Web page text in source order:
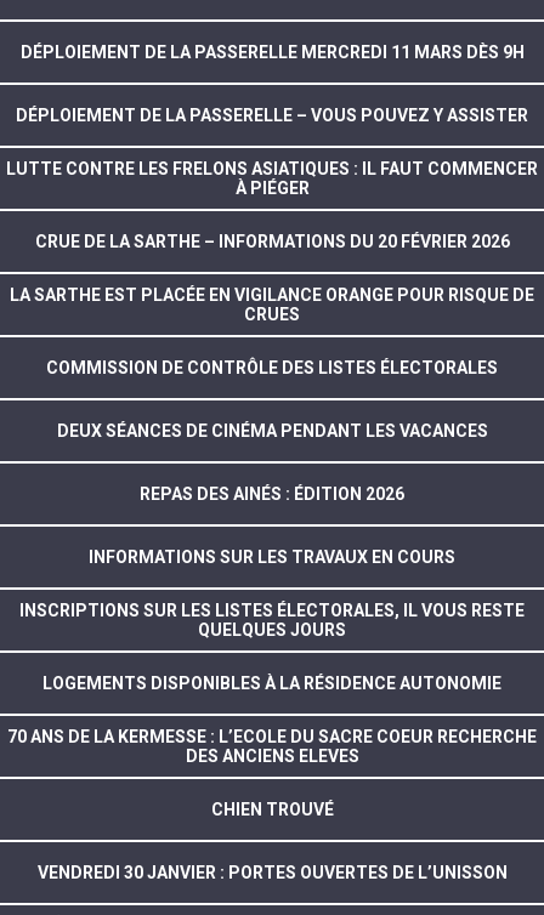
DÉPLOIEMENT DE LA PASSERELLE MERCREDI 11 MARS DÈS 9H
DÉPLOIEMENT DE LA PASSERELLE – VOUS POUVEZ Y ASSISTER
LUTTE CONTRE LES FRELONS ASIATIQUES : IL FAUT COMMENCER
À PIÉGER
CRUE DE LA SARTHE – INFORMATIONS DU 20 FÉVRIER 2026
LA SARTHE EST PLACÉE EN VIGILANCE ORANGE POUR RISQUE DE
CRUES
COMMISSION DE CONTRÔLE DES LISTES ÉLECTORALES
DEUX SÉANCES DE CINÉMA PENDANT LES VACANCES
REPAS DES AINÉS : ÉDITION 2026
INFORMATIONS SUR LES TRAVAUX EN COURS
INSCRIPTIONS SUR LES LISTES ÉLECTORALES, IL VOUS RESTE
QUELQUES JOURS
LOGEMENTS DISPONIBLES À LA RÉSIDENCE AUTONOMIE
70 ANS DE LA KERMESSE : L’ECOLE DU SACRE COEUR RECHERCHE
DES ANCIENS ELEVES
CHIEN TROUVÉ
VENDREDI 30 JANVIER : PORTES OUVERTES DE L’UNISSON